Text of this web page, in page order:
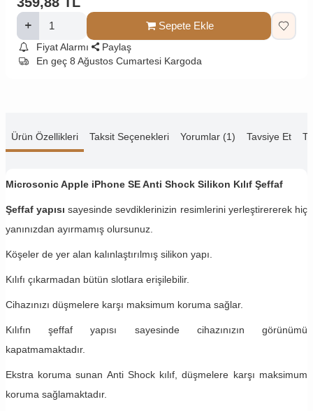
Sepete Ekle
Fiyat Alarmı
Paylaş
En geç 8 Ağustos Cumartesi Kargoda
Ürün Özellikleri Taksit Seçenekleri Yorumlar (1) Tavsiye Et
Microsonic Apple iPhone SE Anti Shock Silikon Kılıf Şeffaf
Şeffaf yapısı sayesinde sevdiklerinizin resimlerini yerleştirererek hiç
yanınızdan ayırmamış olursunuz.
Köşeler de yer alan kalınlaştırılmış silikon yapı.
Kılıfı çıkarmadan bütün slotlara erişilebilir.
Cihazınızı düşmelere karşı maksimum koruma sağlar.
Kılıfın şeffaf yapısı sayesinde cihazınızın görünümü
kapatmamaktadır.
Ekstra koruma sunan Anti Shock kılıf, düşmelere karşı maksimum
koruma sağlamaktadır.